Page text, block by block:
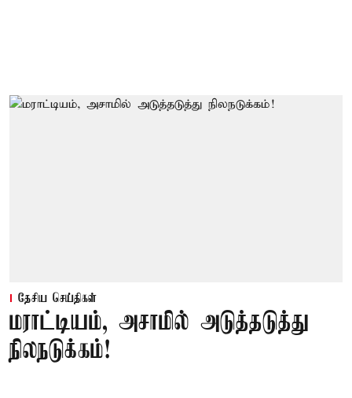
தேசிய செய்திகள்
மராட்டியம், அசாமில் அடுத்தடுத்து
நிலநடுக்கம்!